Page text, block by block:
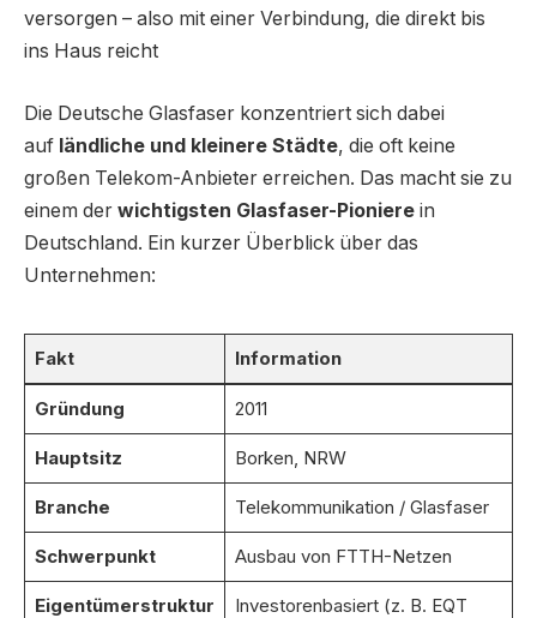
versorgen – also mit einer Verbindung, die direkt bis
ins Haus reicht
Die Deutsche Glasfaser konzentriert sich dabei
auf ländliche und kleinere Städte, die oft keine
großen Telekom-Anbieter erreichen. Das macht sie zu
einem der wichtigsten Glasfaser-Pioniere in
Deutschland. Ein kurzer Überblick über das
Unternehmen:
Fakt Information
Gründung 2011
Hauptsitz Borken, NRW
Branche Telekommunikation / Glasfaser
Schwerpunkt Ausbau von FTTH-Netzen
Eigentümerstruktur
Investorenbasiert (z. B. EQT